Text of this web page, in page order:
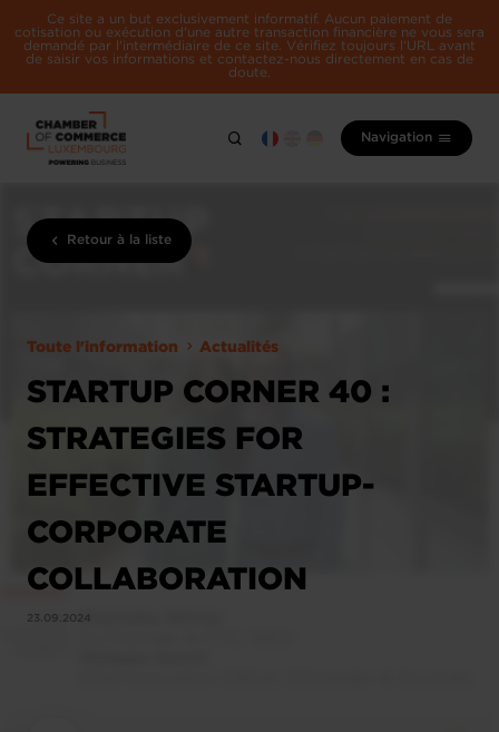
Ce site a un but exclusivement informatif. Aucun paiement de
cotisation ou exécution d'une autre transaction financière ne vous sera
demandé par l'intermédiaire de ce site. Vérifiez toujours l'URL avant
de saisir vos informations et contactez-nous directement en cas de
doute.
Navigation
Retour à la liste
Toute l'information Actualités
STARTUP CORNER 40 :
STRATEGIES FOR
EFFECTIVE STARTUP-
CORPORATE
COLLABORATION
23.09.2024